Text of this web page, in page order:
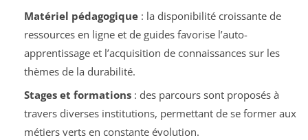
Matériel pédagogique: la disponibilité croissante de
ressources en ligne et de guides favorise l’auto-
apprentissage et l’acquisition de connaissances sur les
thèmes de la durabilité.
Stages et formations: des parcours sont proposés à
travers diverses institutions, permettant de se former aux
métiers verts en constante évolution.